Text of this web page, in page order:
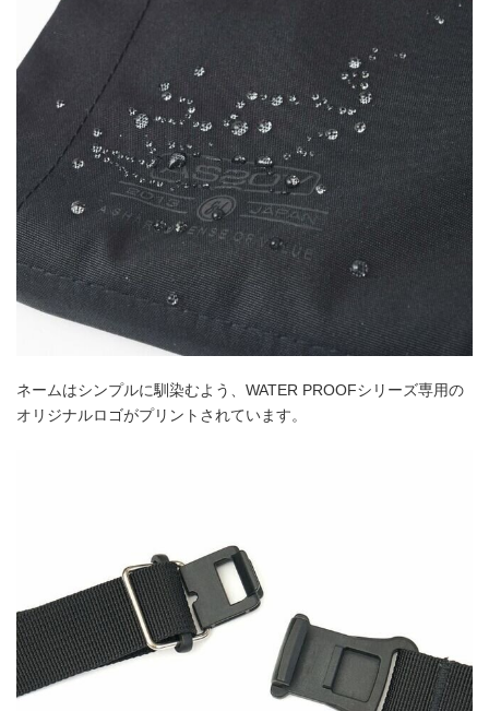
ネームはシンプルに馴染むよう、WATER PROOFシリーズ専用の
オリジナルロゴがプリントされています。